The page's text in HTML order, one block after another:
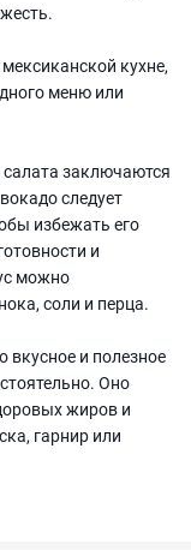
кухне,
меню или
салата заключаются
следует
избежать его
и
можно
соли и перца.
вкусное и полезное
Оно
жиров и
гарнир или